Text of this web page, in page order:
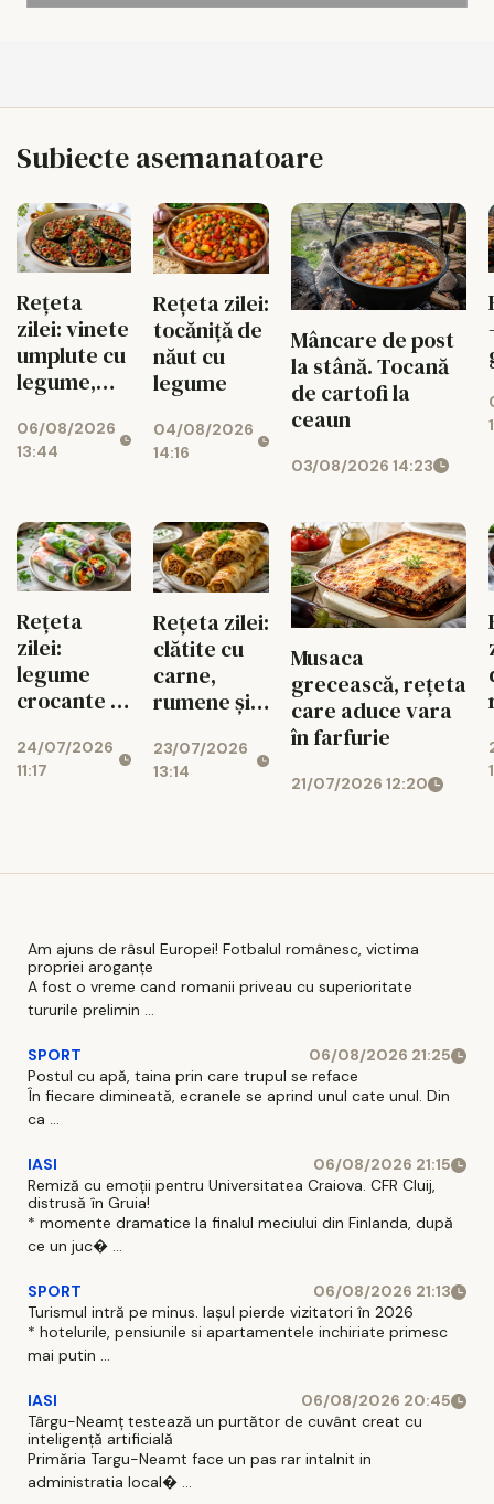
Subiecte asemanatoare
Rețeta
zilei: vinete
umplute cu
legume,
de post
06/08/2026
13:44
Rețeta zilei:
tocăniță de
năut cu
legume
04/08/2026
14:16
Mâncare de post
la stână. Tocană
de cartofi la
ceaun
03/08/2026 14:23
Rețeta
zilei:
legume
crocante în
gata rapid
24/07/2026
11:17
Rețeta zilei:
clătite cu
carne,
rumene și
23/07/2026
13:14
Musaca
grecească, rețeta
care aduce vara
în farfurie
21/07/2026 12:20
Am ajuns de râsul Europei! Fotbalul românesc, victima
propriei aroganțe
A fost o vreme cand romanii priveau cu superioritate
tururile prelimin ...
SPORT
06/08/2026 21:25
Postul cu apă, taina prin care trupul se reface
În fiecare dimineată, ecranele se aprind unul cate unul. Din
ca ...
IASI
06/08/2026 21:15
Remiză cu emoții pentru Universitatea Craiova. CFR Cluij,
distrusă în Gruia!
* momente dramatice la finalul meciului din Finlanda, după
ce un juc� ...
SPORT
06/08/2026 21:13
Turismul intră pe minus. Iașul pierde vizitatori în 2026
* hotelurile, pensiunile si apartamentele inchiriate primesc
mai putin ...
IASI
06/08/2026 20:45
Târgu-Neamț testează un purtător de cuvânt creat cu
inteligență artificială
Primăria Targu-Neamt face un pas rar intalnit in
administratia local� ...